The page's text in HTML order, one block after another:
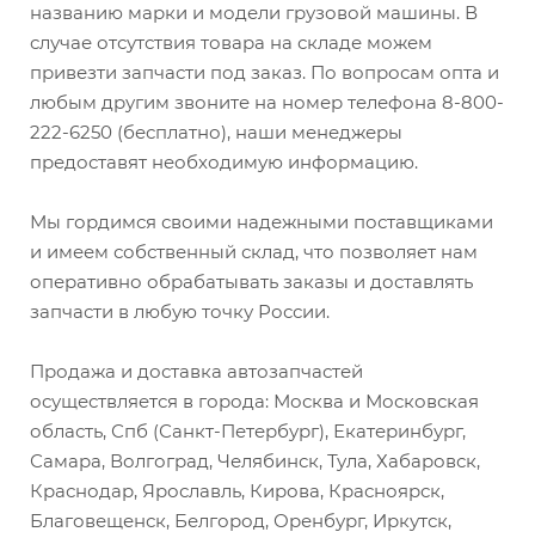
названию марки и модели грузовой машины. В
случае отсутствия товара на складе можем
привезти запчасти под заказ. По вопросам опта и
любым другим звоните на номер телефона 8-800-
222-6250 (бесплатно), наши менеджеры
предоставят необходимую информацию.
Мы гордимся своими надежными поставщиками
и имеем собственный склад, что позволяет нам
оперативно обрабатывать заказы и доставлять
запчасти в любую точку России.
Продажа и доставка автозапчастей
осуществляется в города: Москва и Московская
область, Спб (Санкт-Петербург), Екатеринбург,
Самара, Волгоград, Челябинск, Тула, Хабаровск,
Краснодар, Ярославль, Кирова, Красноярск,
Благовещенск, Белгород, Оренбург, Иркутск,